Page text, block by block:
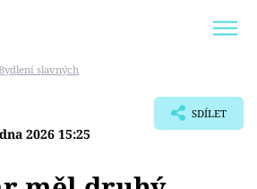
slavných
2026 15:25
SDÍLET